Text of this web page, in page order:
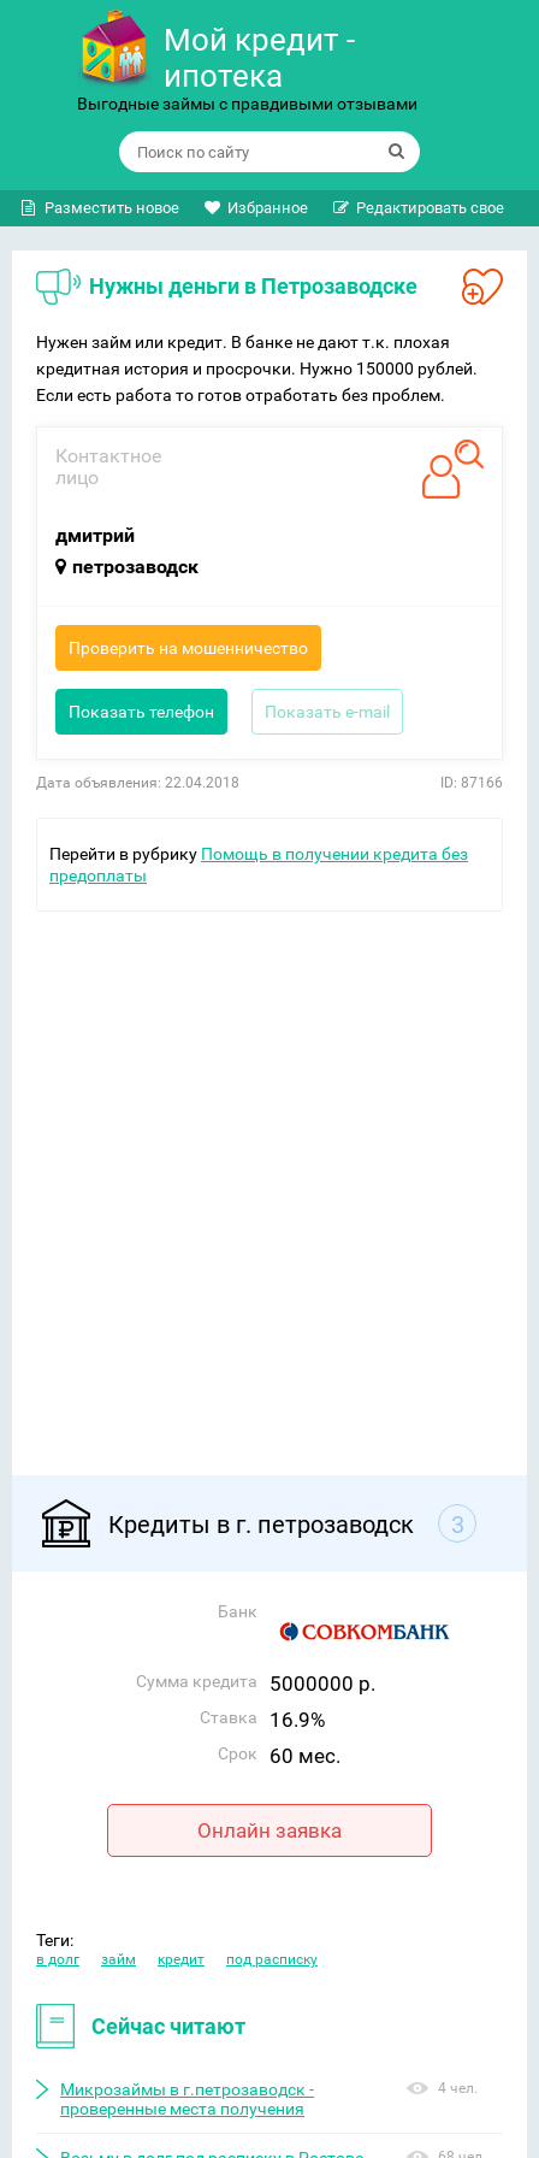
Мой кредит -
ипотека
Выгодные займы с правдивыми отзывами
Разместить новое Избранное Редактировать свое
Нужны деньги в Петрозаводске
Нужен займ или кредит. В банке не дают т.к. плохая
кредитная история и просрочки. Нужно 150000 рублей.
Если есть работа то готов отработать без проблем.
Контактное
лицо
дмитрий
петрозаводск
Проверить на мошенничество
Показать телефон Показать e-mail
Дата объявления: 22.04.2018 ID: 87166
Перейти в рубрику Помощь в получении кредита без
предоплаты
Кредиты в г. петрозаводск 3
Банк
Сумма кредита 5000000 р.
Ставка 16.9%
Срок 60 мес.
Онлайн заявка
Теги:
в долг займ кредит под расписку
Сейчас читают
Микрозаймы в г.петрозаводск -
проверенные места получения
4 чел.